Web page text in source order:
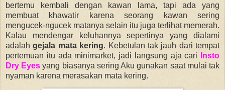
bertemu kembali dengan kawan lama, tapi ada yang
membuat khawatir karena seorang kawan sering
mengucek-ngucek matanya selain itu juga terlihatmemerah.
Kalau mendengar keluhannya sepertinya yang dialami
adalahgejala mata kering. Kebetulan tak jauh dari tempat
pertemuan itu ada minimarket, jadi langsung aja cari
Insto
Dry Eyes yang biasanya sering Aku gunakan saat mulai tak
nyaman karena merasakan mata kering.